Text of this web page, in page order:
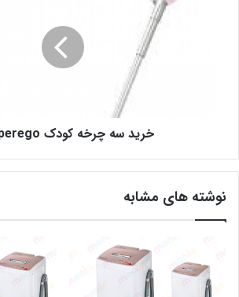
خرید سه چرخه کودک peg perego
نوشته های مشابه